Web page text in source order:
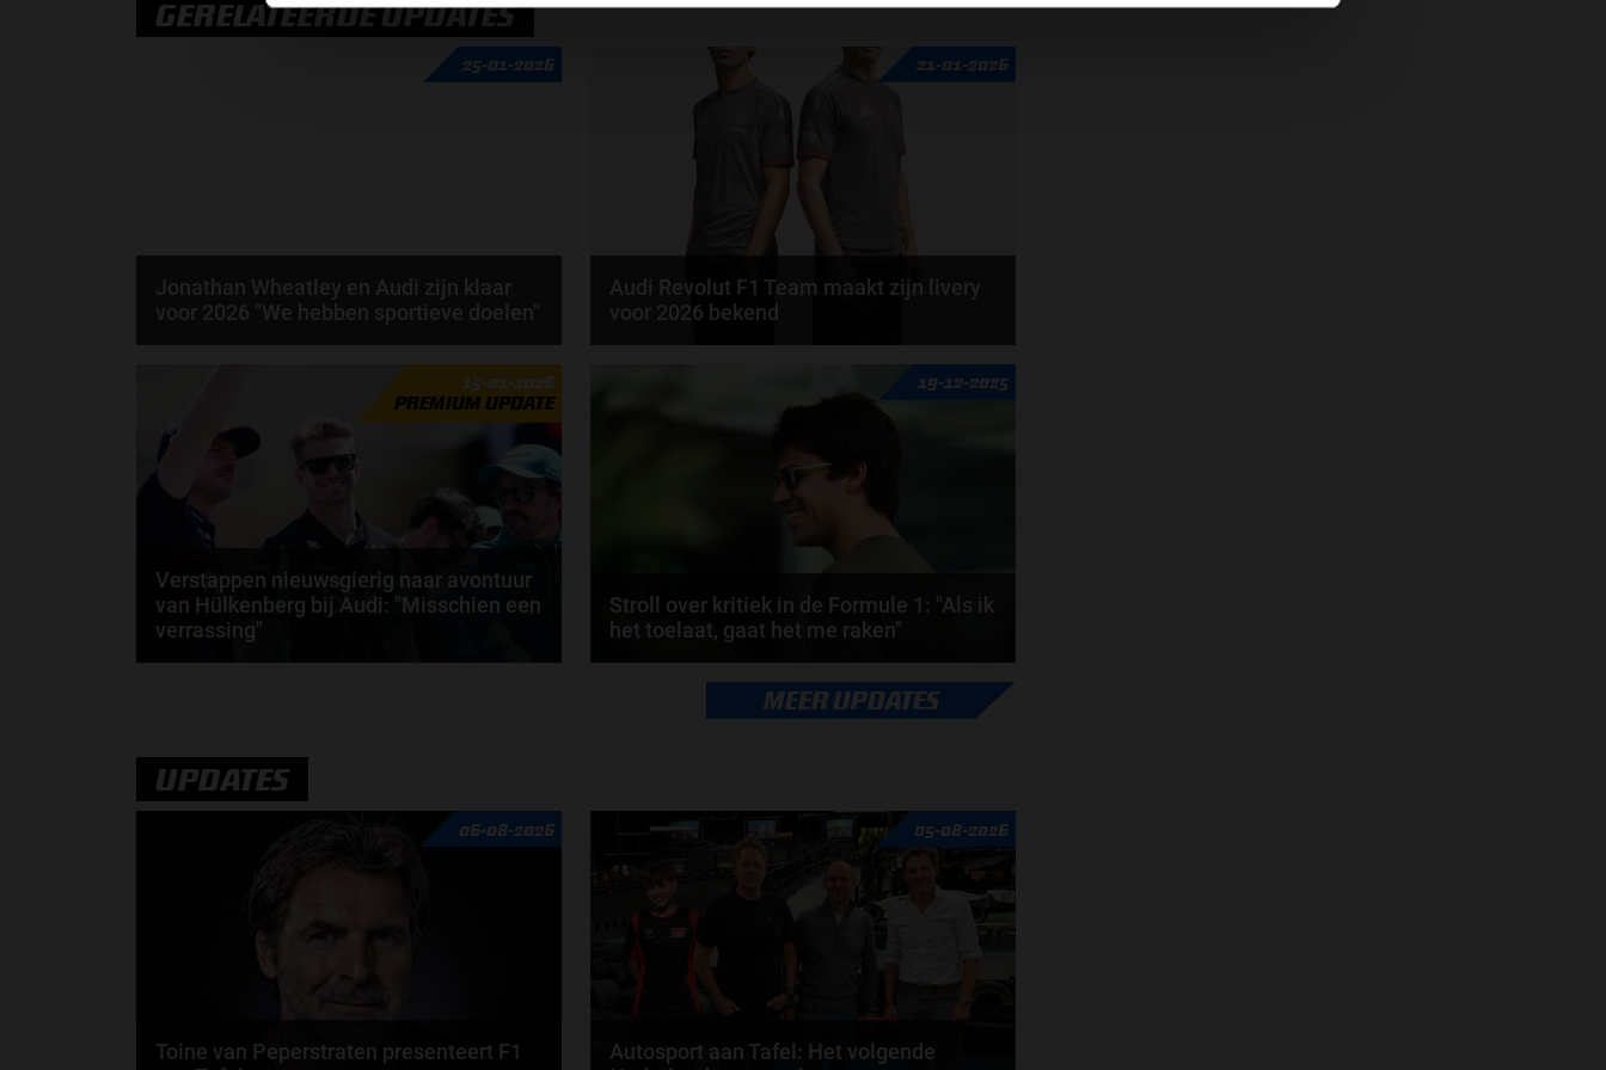
GERELATEERDE UPDATES
25-01-2026
Jonathan Wheatley en Audi zijn klaar
voor 2026 "We hebben sportieve doelen"
Per 2026 zeggen we gedag tegen KICK Sauber en
hallo tegen Audi. Toch verandert er op het eerste
door
21-01-2026
Audi Revolut F1 Team maakt zijn livery
voor 2026 bekend
Op dit moment zijn meerdere teams bezig met de
lancering van hun auto voor het 2026-seizoen. Zo...
15-01-2026
PREMIUM UPDATE
Verstappen nieuwsgierig naar avontuur
van Hülkenberg bij Audi: "Misschien een
verrassing"
doorJarlo van der Vloed
19-12-2025
Stroll over kritiek in de Formule 1: "Als ik
het toelaat, gaat het me raken"
Lance Stroll rijdt inmiddels al sinds 2017 in de
Formule 1 en heeft in die periode geleerd hoe hij...
MEER UPDATES
UPDATES
06-08-2026
Toine van Peperstraten presenteert F1
05-08-2026
Autosport aan Tafel: Het volgende